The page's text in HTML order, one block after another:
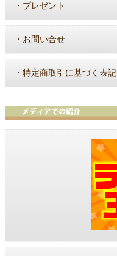
・ プレゼント
・ お問い合せ
・ 特定商取引に基づく表記